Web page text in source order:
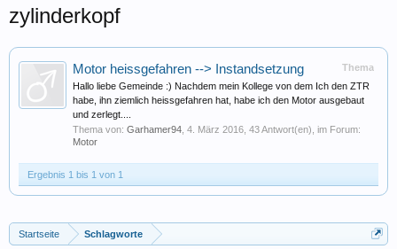
zylinderkopf
Thema
Motor heissgefahren --> Instandsetzung
Hallo liebe Gemeinde :) Nachdem mein Kollege von dem Ich den ZTR
habe, ihn ziemlich heissgefahren hat, habe ich den Motor ausgebaut
und zerlegt....
Thema von: Garhamer94 4. März 2016 , 43 Antwort(en), im Forum:
Motor
Ergebnis 1 bis 1 von 1
Startseite Schlagworte